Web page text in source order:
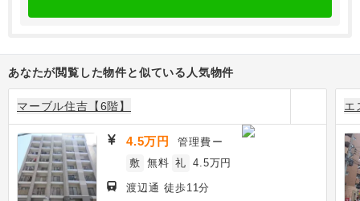
あなたが閲覧した物件と似ている人気物件
マーブル住吉【6階】
4.5万円 管理費 ー
敷 無料 礼 4.5万円
渡辺通 徒歩11分
エ